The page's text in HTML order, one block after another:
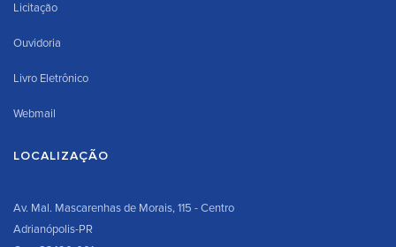
Licitação
Ouvidoria
Livro Eletrônico
Webmail
LOCALIZAÇÃO
Av. Mal. Mascarenhas de Morais, 115 - Centro
Adrianópolis-PR